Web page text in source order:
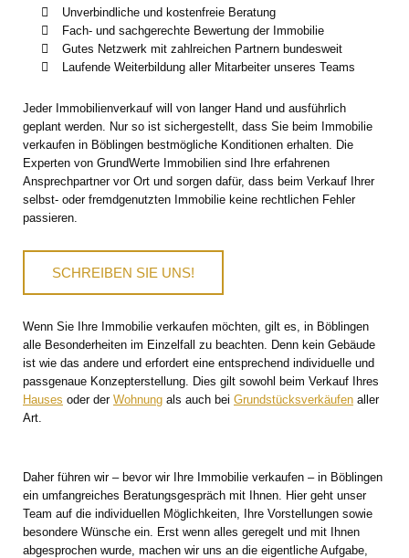
Unverbindliche und kostenfreie Beratung
Fach- und sachgerechte Bewertung der Immobilie
Gutes Netzwerk mit zahlreichen Partnern bundesweit
Laufende Weiterbildung aller Mitarbeiter unseres Teams
Jeder Immobilienverkauf will von langer Hand und ausführlich
geplant werden. Nur so ist sichergestellt, dass Sie beim Immobilie
verkaufen in Böblingen bestmögliche Konditionen erhalten. Die
Experten von GrundWerte Immobilien sind Ihre erfahrenen
Ansprechpartner vor Ort und sorgen dafür, dass beim Verkauf Ihrer
selbst- oder fremdgenutzten Immobilie keine rechtlichen Fehler
passieren.
SCHREIBEN SIE UNS!
Wenn Sie Ihre Immobilie verkaufen möchten, gilt es, in Böblingen
alle Besonderheiten im Einzelfall zu beachten. Denn kein Gebäude
ist wie das andere und erfordert eine entsprechend individuelle und
passgenaue Konzepterstellung. Dies gilt sowohl beim Verkauf Ihres
Hauses oder der Wohnung als auch bei Grundstücksverkäufen aller
Art.
Daher führen wir – bevor wir Ihre Immobilie verkaufen – in Böblingen
ein umfangreiches Beratungsgespräch mit Ihnen. Hier geht unser
Team auf die individuellen Möglichkeiten, Ihre Vorstellungen sowie
besondere Wünsche ein. Erst wenn alles geregelt und mit Ihnen
abgesprochen wurde, machen wir uns an die eigentliche Aufgabe,